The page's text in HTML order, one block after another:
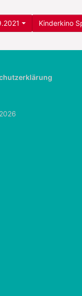
Kinderkino